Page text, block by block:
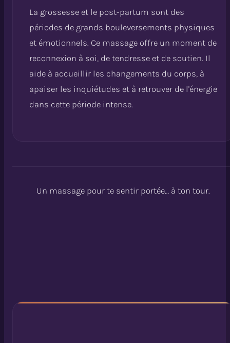
La grossesse et le post-partum sont des
périodes de grands bouleversements physiques
et émotionnels. Ce massage offre un moment de
reconnexion à soi, de tendresse et de soutien. Il
aide à accueillir les changements du corps, à
apaiser les inquiétudes et à retrouver de l'énergie
dans cette période intense.
Un massage pour te sentir portée… à ton tour.